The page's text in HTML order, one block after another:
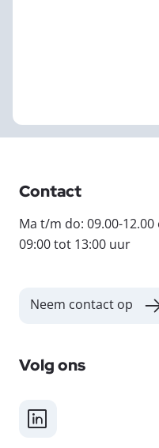
Contact
Ma t/m do: 09.00-
09:00 tot 13:00 uur
Neem contact op
Volg ons
LinkedIn